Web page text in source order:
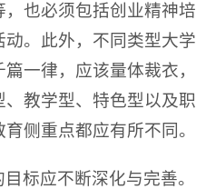
也必须包括创业精神培
。此外，不同类型大学
一律，应该量体裁衣，
教学型、特色型以及职
侧重点都应有所不同。
标应不断深化与完善。